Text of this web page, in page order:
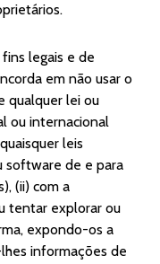
legais e de
em não usar o
qualquer lei ou
ou internacional
leis
software de e para
(ii) com a
tentar explorar ou
expondo-os a
informações de